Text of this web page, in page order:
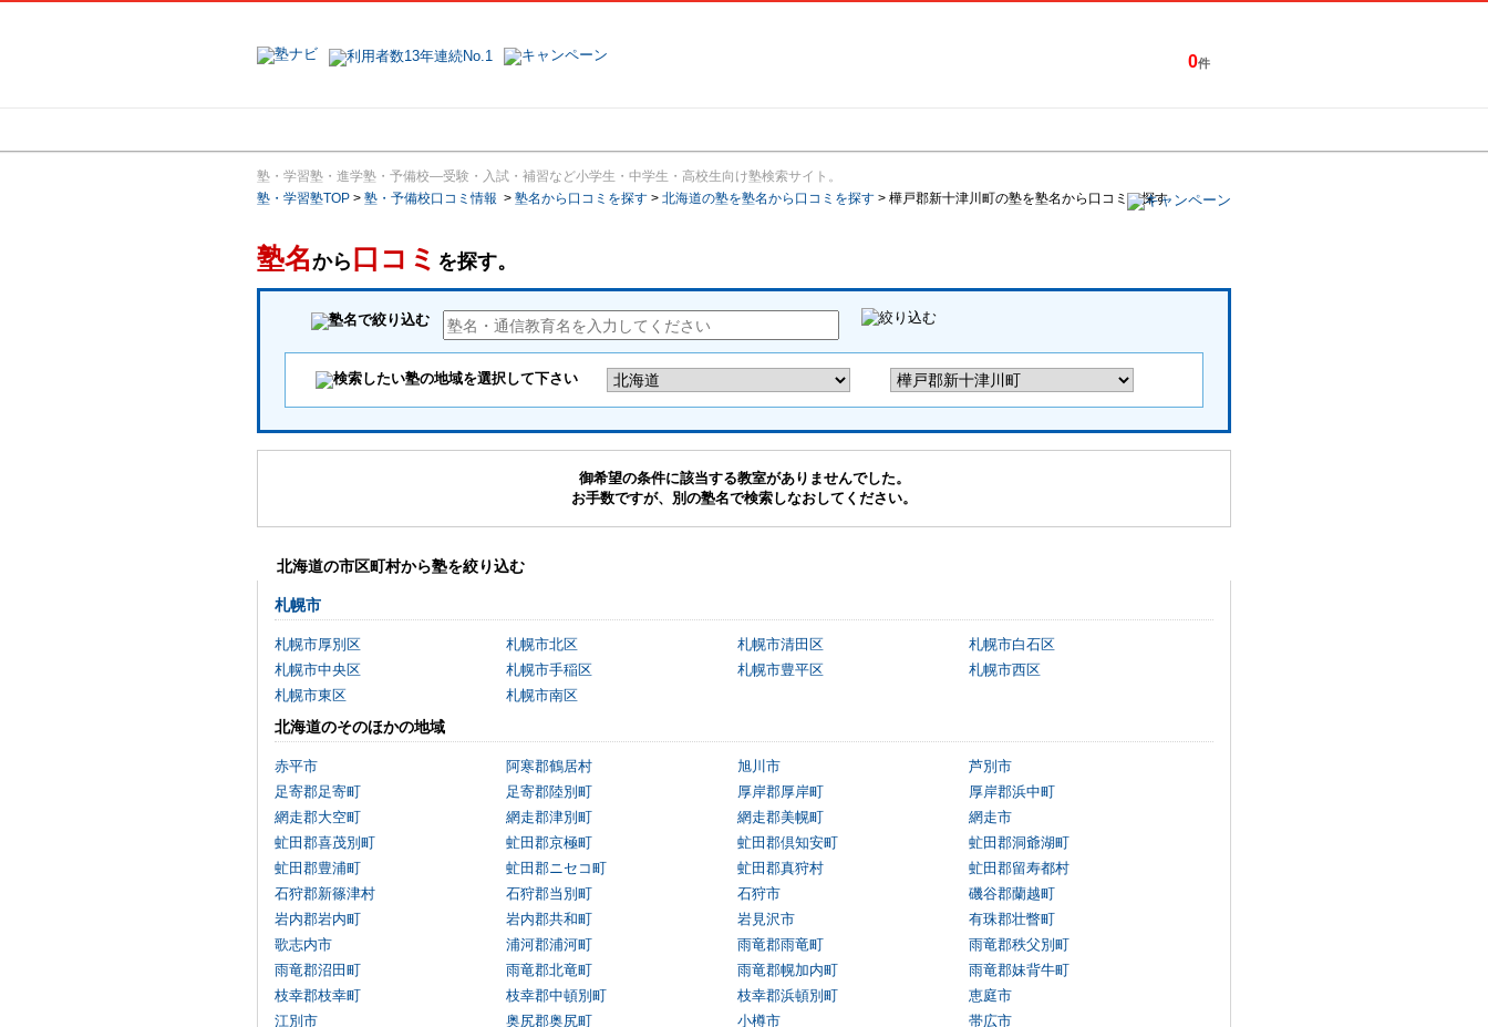
0件
塾・学習塾・進学塾・予備校―受験・入試・補習など小学生・中学生・高校生向け塾検索サイト。
塾・学習塾TOP > 塾・予備校口コミ情報 > 塾名から口コミを探す > 北海道の塾を塾名から口コミを探す > 樺戸郡新十津川町の塾を塾名から口コミを探す
塾名から 口コミ を探す。
御希望の条件に該当する教室がありませんでした。
お手数ですが、別の塾名で検索しなおしてください。
北海道の市区町村から塾を絞り込む
札幌市
札幌市厚別区 札幌市北区 札幌市清田区
札幌市白石区
札幌市中央区
札幌市手稲区 札幌市豊平区
札幌市西区
札幌市東区
札幌市南区
北海道のそのほかの地域
赤平市 阿寒郡鶴居村 旭川市
芦別市
足寄郡足寄町
足寄郡陸別町 厚岸郡厚岸町
厚岸郡浜中町
網走郡大空町
網走郡津別町 網走郡美幌町
網走市
虻田郡喜茂別町
虻田郡京極町 虻田郡倶知安町
虻田郡洞爺湖町
虻田郡豊浦町
虻田郡ニセコ町 虻田郡真狩村
虻田郡留寿都村
石狩郡新篠津村
石狩郡当別町 石狩市
磯谷郡蘭越町
岩内郡岩内町
岩内郡共和町 岩見沢市
有珠郡壮瞥町
歌志内市
浦河郡浦河町 雨竜郡雨竜町
雨竜郡秩父別町
雨竜郡沼田町
雨竜郡北竜町 雨竜郡幌加内町
雨竜郡妹背牛町
枝幸郡枝幸町
枝幸郡中頓別町 枝幸郡浜頓別町
恵庭市
江別市
奥尻郡奥尻町 小樽市
帯広市